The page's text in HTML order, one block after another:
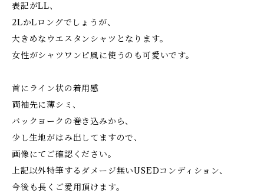
表記がLL、
2LかLロングでしょうが、
大きめなウエスタンシャツとなります。
女性がシャツワンピ風に使うのも可愛いです。
首にライン状の着用感
両袖先に薄シミ、
バックヨークの巻き込みから、
少し生地がはみ出してますので、
画像にてご確認ください。
上記以外特筆するダメージ無いUSEDコンディション、
今後も長くご愛用頂けます。